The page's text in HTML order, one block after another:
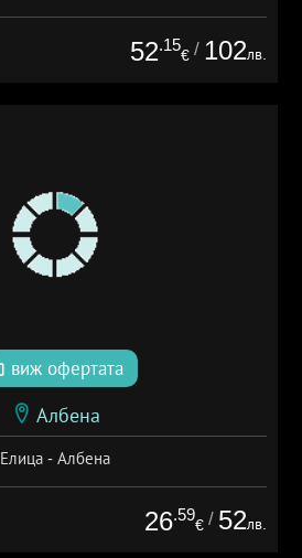
52.15
€ / 102лв.
виж офертата
Албена
Елица - Албена
26.59
€ / 52лв.